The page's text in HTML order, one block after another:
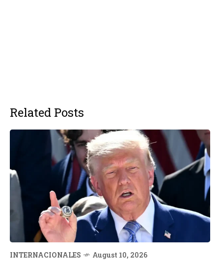
Related Posts
INTERNACIONALES August 10, 2026